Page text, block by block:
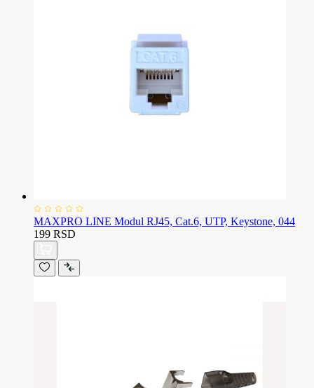
MAXPRO LINE Modul RJ45, Cat.6, UTP, Keystone, 044
199 RSD